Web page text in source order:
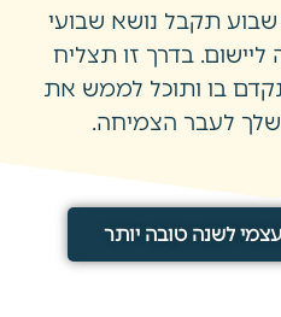
תקבל נושא שבועי
בדרך זו תצליח
בו ותוכל לממש את
לעבר הצמיחה.
לשנה טובה יותר